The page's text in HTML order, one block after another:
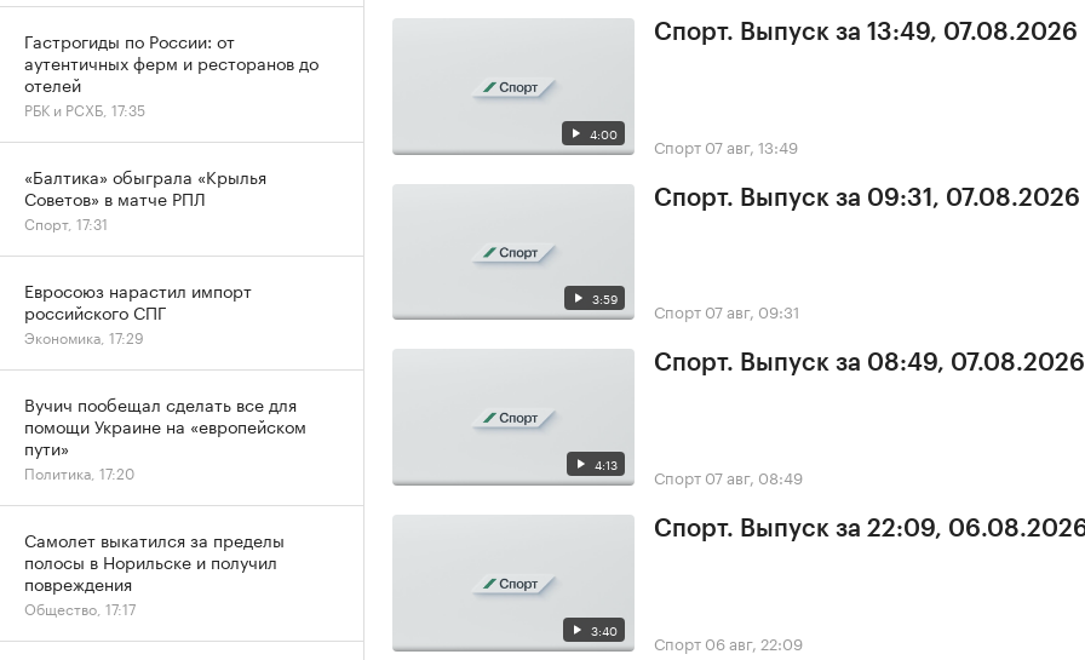
4:00
Спорт. Выпуск за 13:49, 07.08.2026
Спорт 07 авг, 13:49
3:59
Спорт. Выпуск за 09:31, 07.08.2026
Спорт 07 авг, 09:31
4:13
Спорт. Выпуск за 08:49, 07.08.2026
Спорт 07 авг, 08:49
3:40
Спорт. Выпуск за 22:09,
Спорт 06 авг, 22:09
Гастрогиды по России: от
аутентичных ферм и ресторанов до
отелей
РБК и РСХБ, 17:35
«Балтика» обыграла «Крылья
Советов» в матче РПЛ
Спорт, 17:31
Евросоюз нарастил импорт
российского СПГ
Экономика, 17:29
Вучич пообещал сделать все для
помощи Украине на «европейском
пути»
Политика, 17:20
Самолет выкатился за пределы
полосы в Норильске и получил
повреждения
Общество, 17:17